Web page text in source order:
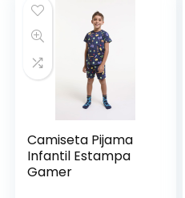
Camiseta Pijama
Infantil Estampa
Gamer